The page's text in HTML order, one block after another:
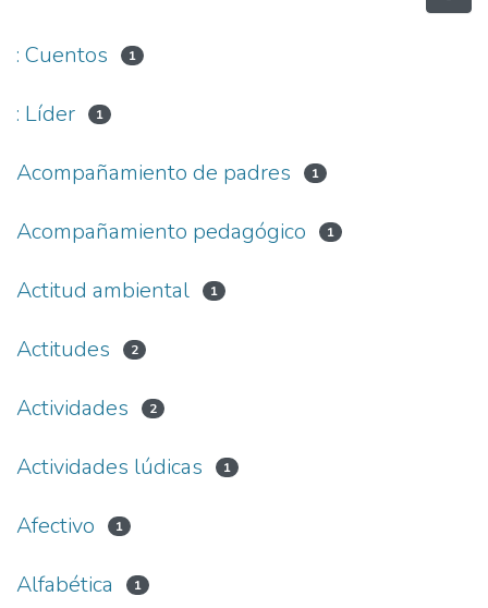
: Cuentos 1
: Líder 1
Acompañamiento de padres 1
Acompañamiento pedagógico 1
Actitud ambiental 1
Actitudes 2
Actividades 2
Actividades lúdicas 1
Afectivo 1
Alfabética 1